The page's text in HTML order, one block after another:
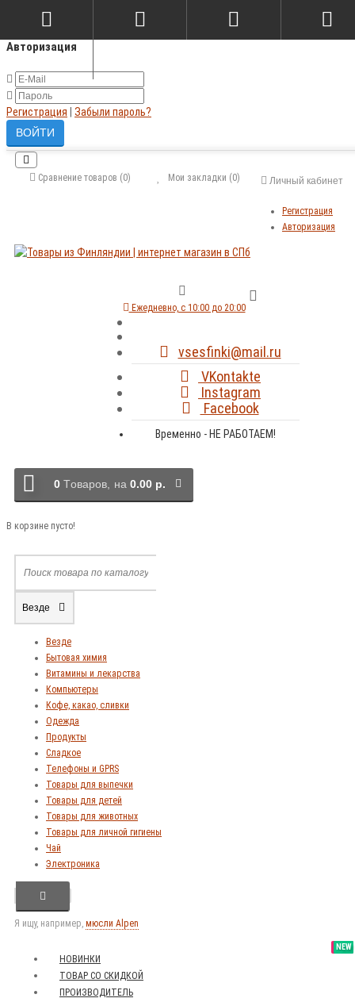
Авторизация
Регистрация Забыли пароль?
Личный кабинет
Регистрация
Авторизация
Мои закладки (0)
Сравнение товаров (0)
Ежедневно, с 10:00 до 20:00
vsesfinki@mail.ru
VKontakte
Instagram
Facebook
Временно - НЕ РАБОТАЕМ!
0 Tоваров, на 0.00 р.
В корзине пусто!
Везде
Везде
Бытовая химия
Витамины и лекарства
Компьютеры
Кофе, какао, сливки
Одежда
Продукты
Сладкое
Телефоны и GPRS
Товары для выпечки
Товары для детей
Товары для животных
Товары для личной гигиены
Чай
Электроника
Я ищу, например, мюсли Alpen
NEW
НОВИНКИ
SALE
ТОВАР СО СКИДКОЙ
NEW
ПРОИЗВОДИТЕЛЬ
NEW